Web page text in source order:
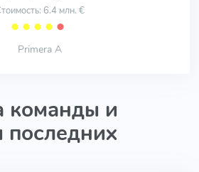
6.4 млн. €
⬤ ⬤ ⬤ ⬤ ⬤
Primera A
команды и
последних